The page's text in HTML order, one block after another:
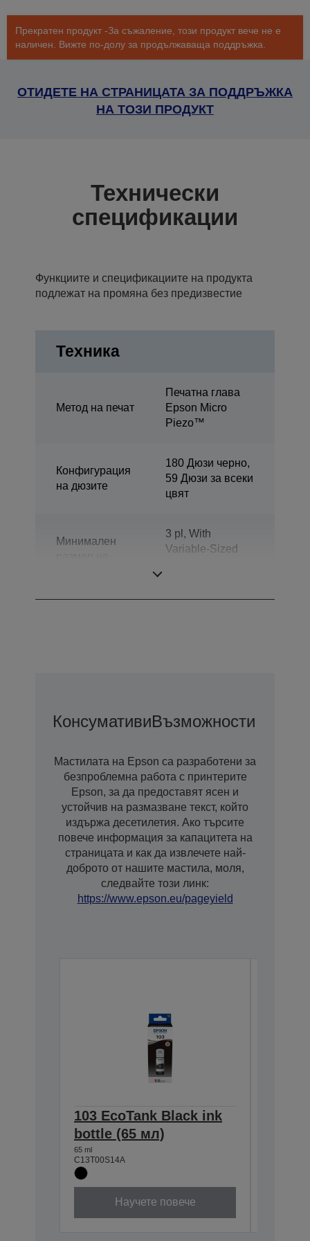
Прекратен продукт -За съжаление, този продукт вече не е
наличен. Вижте по-долу за продължаваща поддръжка.
ОТИДЕТЕ НА СТРАНИЦАТА ЗА ПОДДРЪЖКА
НА ТОЗИ ПРОДУКТ
Технически
спецификации
Функциите и спецификациите на продукта
подлежат на промяна без предизвестие
Техника
Метод на печат
Печатна глава
Epson Micro
Piezo™
Конфигурация
на дюзите
180 Дюзи черно,
59 Дюзи за всеки
цвят
Минимален
3 pl, With
Variable-Sized
КонсумативиВъзможности За
Мастилата на Epson са разработени за
безпроблемна работа с принтерите
Epson, за да предоставят ясен и
устойчив на размазване текст, който
издържа десетилетия. Ако търсите
повече информация за капацитета на
страницата и как да извлечете най-
доброто от нашите мастила, моля,
следвайте този линк:
https://www.epson.eu/pageyield
103 EcoTank Black ink
bottle (65 мл)
65 ml
C13T00S14A
Научете повече